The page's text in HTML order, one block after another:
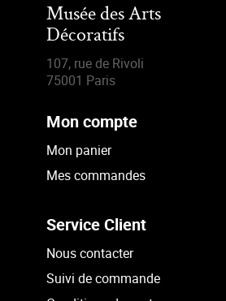
Musée des Arts
Décoratifs
107, rue de Rivoli
75001 Paris
Mon compte
Mon panier
Mes commandes
Service Client
Nous contacter
Suivi de commande